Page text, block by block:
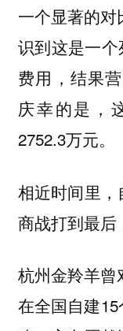
一个显著的对
识到这是一
费用，结果
庆幸的是，
2752.3万元。
相近时间里，
商战打到最后
杭州金羚羊曾
在全国自建